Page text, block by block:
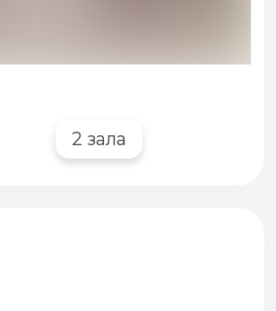
2 зала